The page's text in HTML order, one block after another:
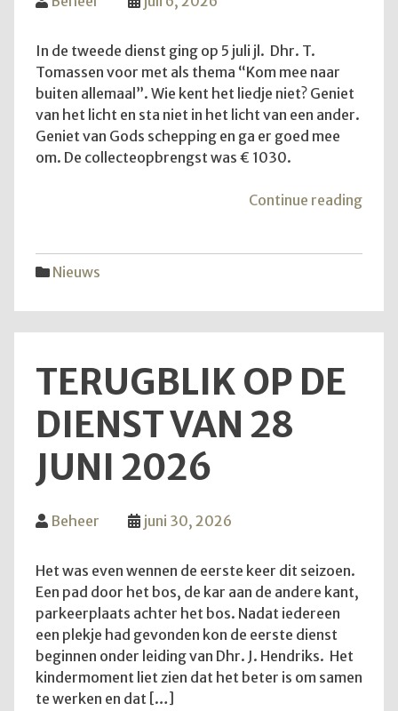
In de tweede dienst ging op 5 juli jl. Dhr. T.
Tomassen voor met als thema “Kom mee naar
buiten allemaal”. Wie kent het liedje niet? Geniet
van het licht en sta niet in het licht van een ander.
Geniet van Gods schepping en ga er goed mee
om. De collecteopbrengst was € 1030.
Continue reading
Nieuws
TERUGBLIK OP DE
DIENST VAN 28
JUNI 2026
Beheer juni 30, 2026
Het was even wennen de eerste keer dit seizoen.
Een pad door het bos, de kar aan de andere kant,
parkeerplaats achter het bos. Nadat iedereen
een plekje had gevonden kon de eerste dienst
beginnen onder leiding van Dhr. J. Hendriks. Het
kindermoment liet zien dat het beter is om samen
te werken en dat […]